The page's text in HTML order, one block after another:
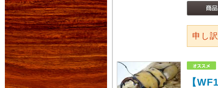
申し
【